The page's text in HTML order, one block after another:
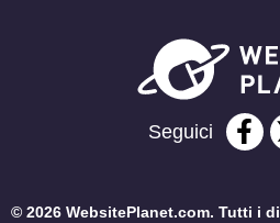
Seguici
© 2026 WebsitePlanet.com. Tutti i